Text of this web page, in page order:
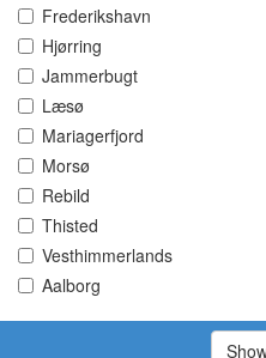
Frederikshavn
Hjørring
Jammerbugt
Læsø
Mariagerfjord
Morsø
Rebild
Thisted
Vesthimmerlands
Aalborg